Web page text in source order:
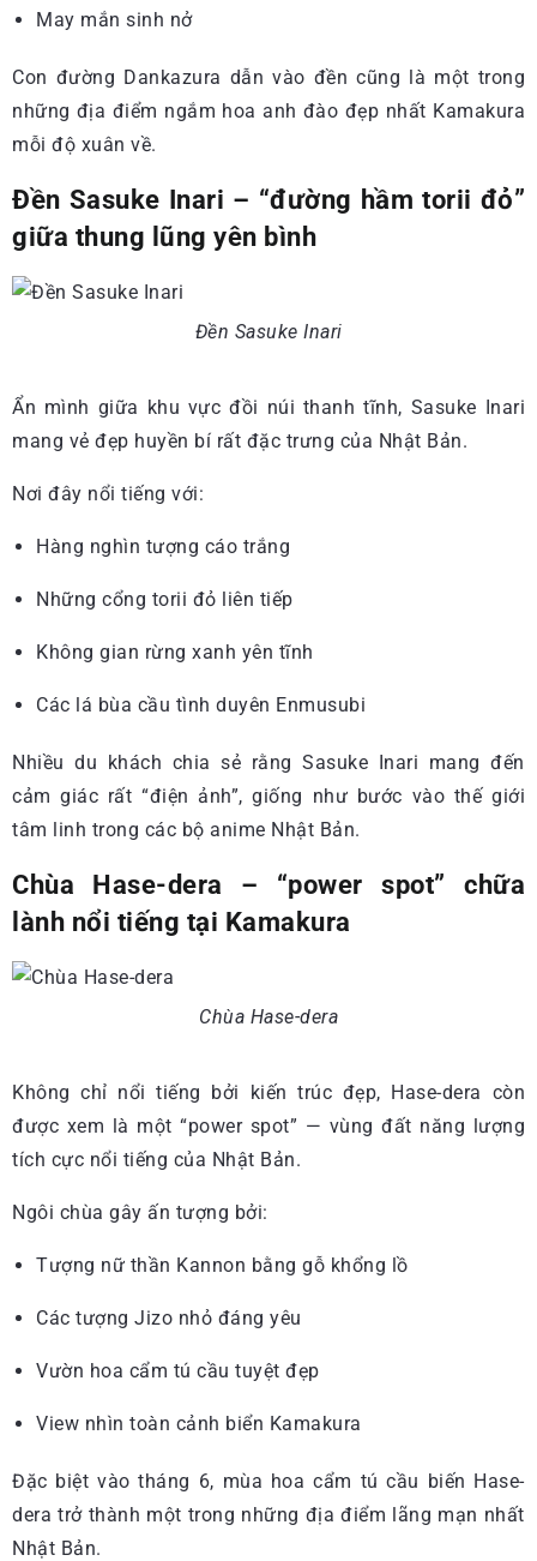
May mắn sinh nở
Con đường Dankazura dẫn vào đền cũng là một trong
những địa điểm ngắm hoa anh đào đẹp nhất Kamakura
mỗi độ xuân về.
Đền Sasuke Inari – “đường hầm torii đỏ”
giữa thung lũng yên bình
Đền Sasuke Inari
Ẩn mình giữa khu vực đồi núi thanh tĩnh, Sasuke Inari
mang vẻ đẹp huyền bí rất đặc trưng của Nhật Bản.
Nơi đây nổi tiếng với:
Hàng nghìn tượng cáo trắng
Những cổng torii đỏ liên tiếp
Không gian rừng xanh yên tĩnh
Các lá bùa cầu tình duyên Enmusubi
Nhiều du khách chia sẻ rằng Sasuke Inari mang đến
cảm giác rất “điện ảnh”, giống như bước vào thế giới
tâm linh trong các bộ anime Nhật Bản.
Chùa Hase-dera – “power spot” chữa
lành nổi tiếng tại Kamakura
Chùa Hase-dera
Không chỉ nổi tiếng bởi kiến trúc đẹp, Hase-dera còn
được xem là một “power spot” — vùng đất năng lượng
tích cực nổi tiếng của Nhật Bản.
Ngôi chùa gây ấn tượng bởi:
Tượng nữ thần Kannon bằng gỗ khổng lồ
Các tượng Jizo nhỏ đáng yêu
Vườn hoa cẩm tú cầu tuyệt đẹp
View nhìn toàn cảnh biển Kamakura
Đặc biệt vào tháng 6, mùa hoa cẩm tú cầu biến Hase-
dera trở thành một trong những địa điểm lãng mạn nhất
Nhật Bản.